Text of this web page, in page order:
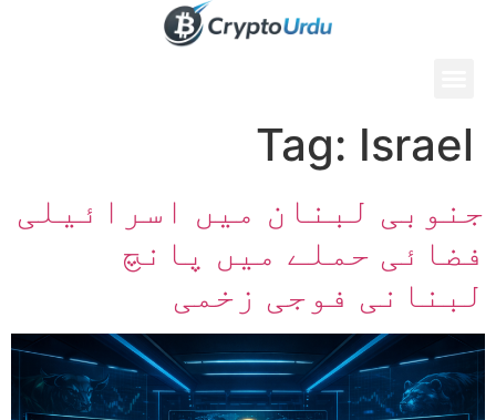
Tag: Israel
جنوبی لبنان میں اسرائیلی
فضائی حملے میں پانچ
لبنانی فوجی زخمی